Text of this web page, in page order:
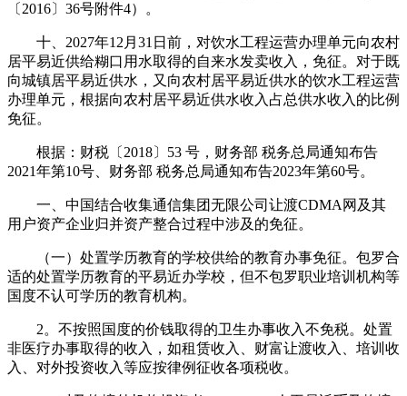
〔2016〕36号附件4）。
十、2027年12月31日前，对饮水工程运营办理单元向农村
居平易近供给糊口用水取得的自来水发卖收入，免征。对于既
向城镇居平易近供水，又向农村居平易近供水的饮水工程运营
办理单元，根据向农村居平易近供水收入占总供水收入的比例
免征。
根据：财税〔2018〕53 号，财务部 税务总局通知布告
2021年第10号、财务部 税务总局通知布告2023年第60号。
一、中国结合收集通信集团无限公司让渡CDMA网及其
用户资产企业归并资产整合过程中涉及的免征。
（一）处置学历教育的学校供给的教育办事免征。包罗合
适的处置学历教育的平易近办学校，但不包罗职业培训机构等
国度不认可学历的教育机构。
2。不按照国度的价钱取得的卫生办事收入不免税。处置
非医疗办事取得的收入，如租赁收入、财富让渡收入、培训收
入、对外投资收入等应按律例征收各项税收。